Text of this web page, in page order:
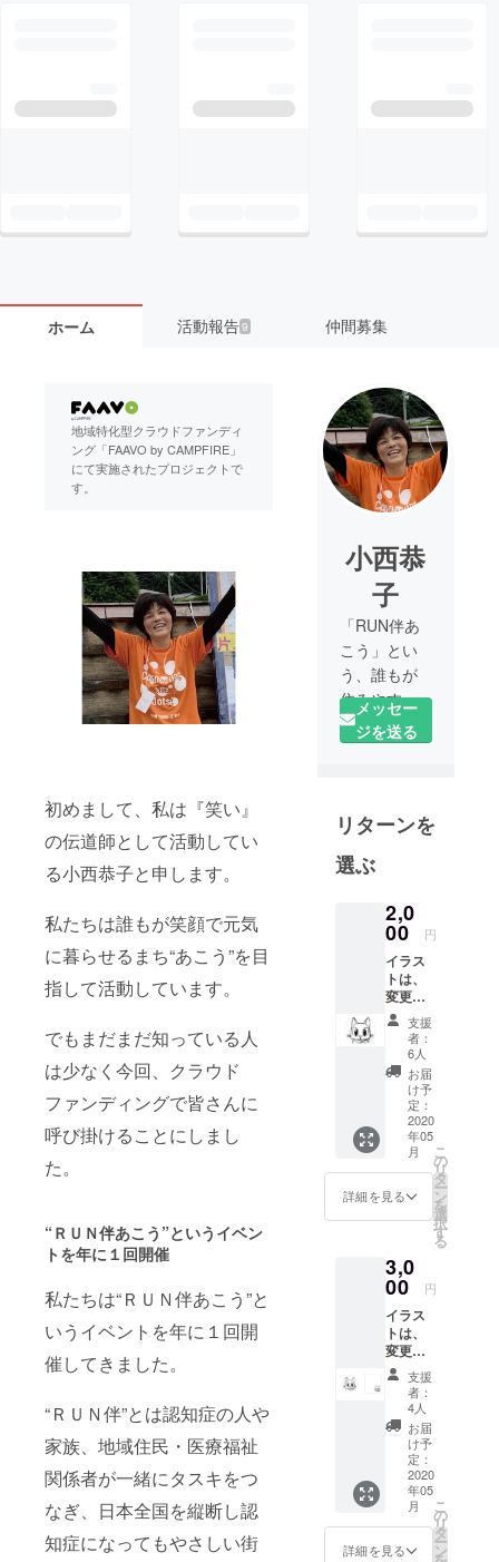
ホーム 活動報告9 仲間募集
地域特化型クラウドファンディ
ング「FAAVO by CAMPFIRE」
にて実施されたプロジェクトで
す。
初めまして、私は『笑い』
の伝道師として活動してい
る小西恭子と申します。
私たちは誰もが笑顔で元気
に暮らせるまち“あこう”を目
指して活動しています。
でもまだまだ知っている人
は少なく今回、クラウド
ファンディングで皆さんに
呼び掛けることにしまし
た。
“ＲＵＮ伴あこう”というイベン
トを年に１回開催
私たちは“ＲＵＮ伴あこう”と
いうイベントを年に１回開
催してきました。
“ＲＵＮ伴”とは認知症の人や
家族、地域住民・医療福祉
関係者が一緒にタスキをつ
なぎ、日本全国を縦断し認
知症になってもやさしい街
小西恭
子
「RUN伴あ
こう」とい
う、誰もが
住みやすい
まちづく
り、まちの
イベントを
る自称「笑
師です!
メッセー
ジを送る
リターンを
選ぶ
2,0
00 円
イラス
トは、
変更に
なる可
能性が
ありま
す。 イ
ラスト
は最終
カラー
に仕上
げま
す。
支援
者：
6人
お届
け予
定：
2020
年05
月
詳細を見る
こ
の
リ
タ
ー
ン
を
選
択
す
る
3,0
00 円
イラス
トは、
変更に
なる可
能性が
ありま
す。 イ
ラスト
は最終
カラー
に仕上
げま
す。
支援
者：
4人
お届
け予
定：
2020
年05
月
詳細を見る
こ
の
リ
タ
ー
ン